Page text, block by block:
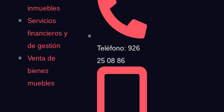
inmuebles
Servicios
financieros y
de gestión
Venta de
bienes
muebles
Teléfono: 926
25 08 86